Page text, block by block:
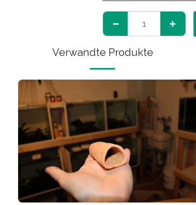
Verwandte Produkte